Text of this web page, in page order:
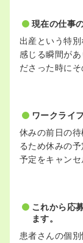
現在の仕事
出産という特
感じる瞬間が
ださった時に
た自信がある
ういうママの
ワークライ
休みの前日の
るため休みの
予定をキャン
日が連続する
クライフバラ
これから応
ます。
患者さんの個